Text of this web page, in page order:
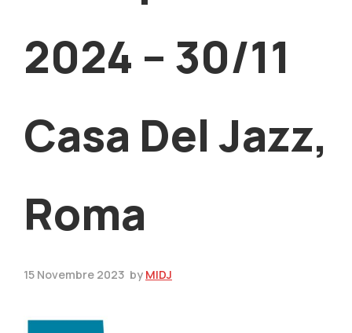
2024 – 30/11
Casa Del Jazz,
Roma
15 Novembre 2023 by MIDJ